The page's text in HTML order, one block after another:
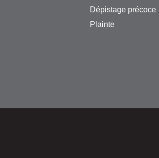
Dépistage précoce
Plainte